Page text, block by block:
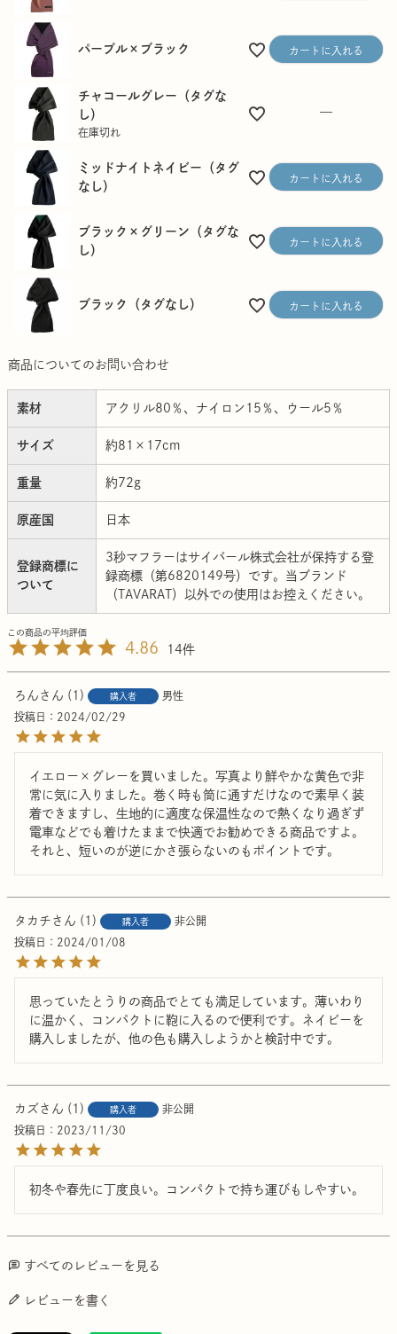
パープル×ブラック カートに入れる
チャコールグレー（タグな
し）
在庫切れ
—
ミッドナイトネイビー（タグ
なし）
カートに入れる
ブラック×グリーン（タグな
し）
カートに入れる
ブラック（タグなし） カートに入れる
商品についてのお問い合わせ
素材 アクリル80％、ナイロン15％、ウール5％
サイズ 約81×17cm
重量 約72g
原産国 日本
登録商標に
ついて
3秒マフラーはサイバール株式会社が保持する登
録商標（第6820149号）です。当ブランド
（TAVARAT）以外での使用はお控えください。
4.86 14
ろん 1 購入者
男性
投稿日
2024/02/29
イエロー×グレーを買いました。写真より鮮やかな黄色で非
常に気に入りました。巻く時も筒に通すだけなので素早く装
着できますし、生地的に適度な保温性なので熱くなり過ぎず
電車などでも着けたままで快適でお勧めできる商品ですよ。
それと、短いのが逆にかさ張らないのもポイントです。
タカチ 1 購入者
非公開
投稿日
2024/01/08
思っていたとうりの商品でとても満足しています。薄いわり
に温かく、コンパクトに鞄に入るので便利です。ネイビーを
購入しましたが、他の色も購入しようかと検討中です。
カズ 1 購入者
非公開
投稿日
2023/11/30
初冬や春先に丁度良い。コンパクトで持ち運びもしやすい。
すべてのレビューを見る
レビューを書く